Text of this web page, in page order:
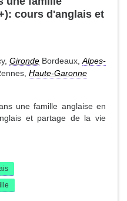
cours d'anglais et
Gironde Bordeaux, Alpes-
Haute-Garonne
une famille anglaise en
et partage de la vie